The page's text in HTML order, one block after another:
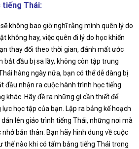
tiếng Thái:
không bao giờ nghĩ rằng mình quên lý do
không hay, việc quên đi lý do học khiến
thay đổi theo thời gian, đánh mất ước
bắt đầu bị sa lầy, không còn tập trung
hàng ngày nữa, bạn có thể dễ dàng bị
đầu nhận ra cuộc hành trình học tiếng
khác. Hãy đề ra những gì cần thiết để
học tập của bạn. Lập ra bảng kế hoạch
lên giáo trình tiếng Thái, những nơi mà
bản thân. Bạn hãy hình dung về cuộc
thế nào khi có tấm bằng tiếng Thái trong